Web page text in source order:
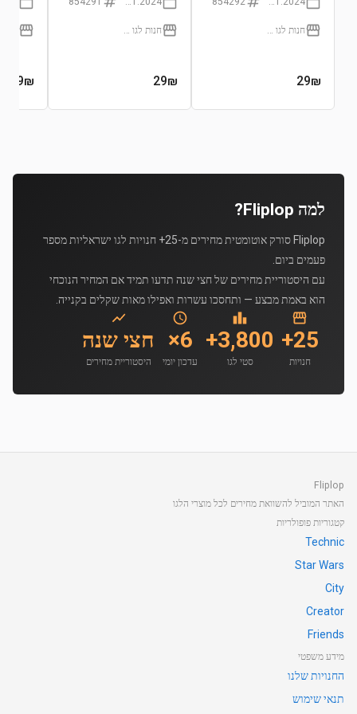
29₪
29₪
29₪
למה Fliplop?
Fliplop סורק אוטומטית מחירים מ-25+ חנויות לגו ישראליות מספר
פעמים ביום.
עם היסטוריית מחירים של חצי שנה תדעו תמיד אם המחיר הנוכחי
הוא באמת מבצע — ותחסכו עשרות ואפילו מאות שקלים בקנייה.
25+
חנויות
3,800+
סטי לגו
6×
עדכון יומי
חצי שנה
היסטוריית מחירים
Fliplop
האתר המוביל להשוואת מחירים לכל מוצרי הלגו
קטגוריות פופולריות
Technic
Star Wars
City
Creator
Friends
מידע משפטי
החנויות שלנו
תנאי שימוש